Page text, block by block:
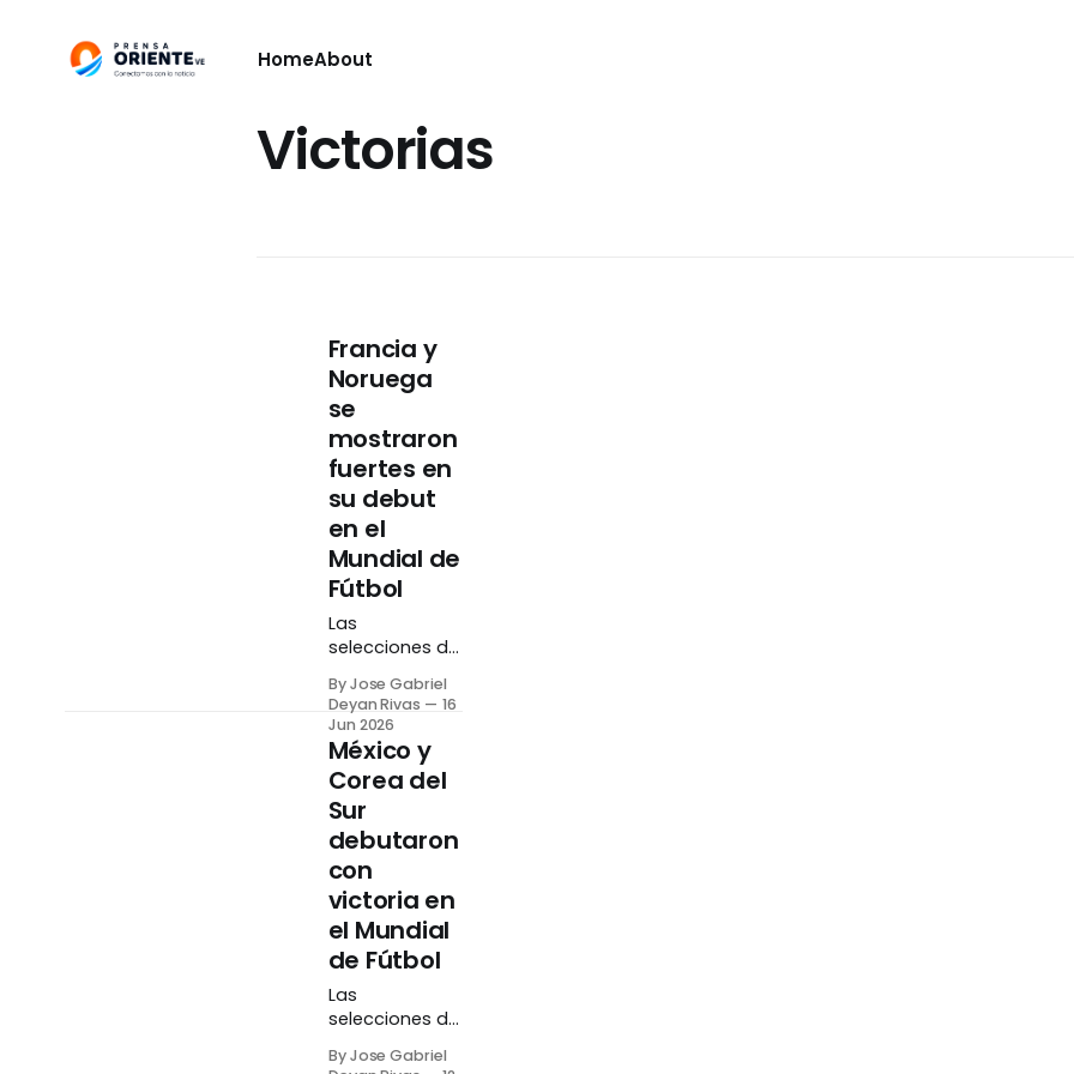
HomeAbout
Victorias
Francia y
Noruega
se
mostraron
fuertes en
su debut
en el
Mundial de
Fútbol
Las
selecciones de
Noruega
convencieron
en su debut en
el Mundial de
Fútbol tras
vencer
cómodamente
a Senegal e
Irak durante la
jornada de
este martes, 16
de junio. A
primera hora,
«Les Bleus» se
impusieron 3-1
a los africanos
By Jose Gabriel
Deyan Rivas
16
Jun 2026
México y
Corea del
Sur
debutaron
con
victoria en
el Mundial
de Fútbol
Las
selecciones de
del Sur
By Jose Gabriel